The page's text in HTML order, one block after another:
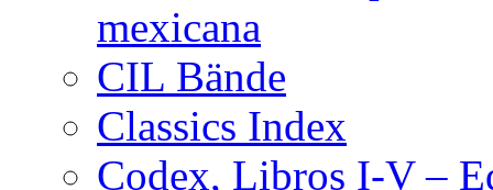
mexicana
CIL Bände
Classics Index
Codex, Libros I-V –